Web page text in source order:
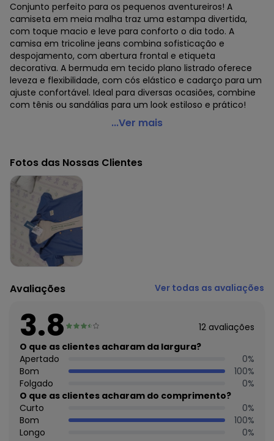
Conjunto perfeito para os pequenos aventureiros! A
camiseta em meia malha traz uma estampa divertida,
com toque macio e leve para conforto o dia todo. A
camisa em tricoline jeans combina sofisticação e
despojamento, com abertura frontal e etiqueta
decorativa. A bermuda em tecido plano listrado oferece
leveza e flexibilidade, com cós elástico e cadarço para um
ajuste confortável. Ideal para diversas ocasiões, combine
com tênis ou sandálias para um look estiloso e prático!
Divertto - Conjunto Trio Menino Born To Be Authentic
Código do produto: 7789290
Modelagem: Ampla
Comprimento da Manga: Curta
Comprimento: Curto
Cintura: Média
Decote Frente : Redondo
Fornecedor: ABRANGE INDÚSTRIA E COMÉRCIO DE CONFECÇÕ
/ CNPJ 78.072.340/0019-4
Feito: Brasil
Cuidados para conservação do produto: Evite superfícies
corretamente. Armazene em local seco, arejado e longe
Observação: Trio de peças: camisa, camiseta e bermuda
- Estampa localizada central
Tecido: Meia Malha, Tecido Plano
Composição: CAMISETA: 100% ALGODÃO BERMUDA: 100%
FIBRAS DIVERSAS
Histórico de preços
O preço apresentado abaixo é o menor oferecido em
algum dia do mês, para o menor tamanho disponível.
agosto/2026
N/D*
...Ver mais
Fotos das Nossas Clientes
Avaliações Ver todas as avaliações
3.8 12 avaliações
O que as clientes acharam da largura?
Apertado
0%
Bom
100%
Folgado
0%
O que as clientes acharam do comprimento?
Curto
0%
Bom
100%
Longo
0%